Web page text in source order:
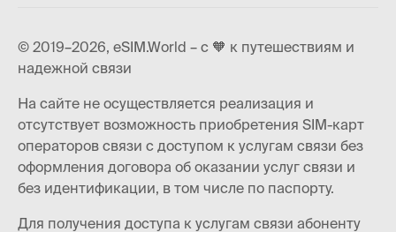
© 2019–2026, eSIM.World – с 🧡 к путешествиям и
надежной связи
На сайте не осуществляется реализация и
отсутствует возможность приобретения SIM-карт
операторов связи с доступом к услугам связи без
оформления договора об оказании услуг связи и
без идентификации, в том числе по паспорту.
Для получения доступа к услугам связи абоненту